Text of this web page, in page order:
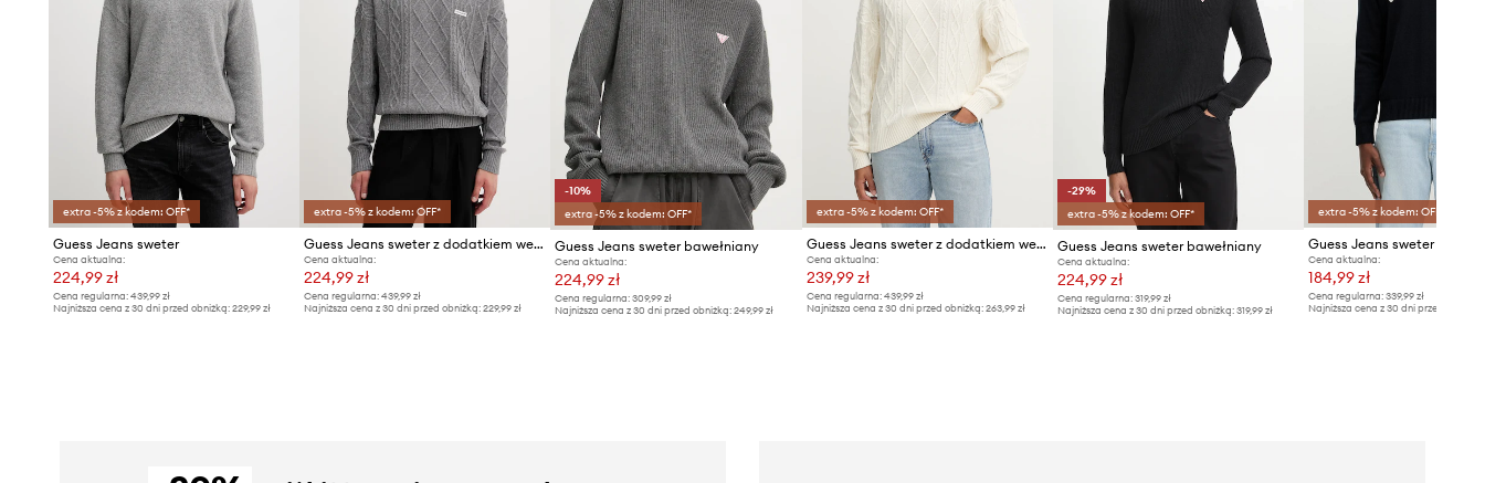
extra -5% z kodem: OFF*
Guess Jeans sweter
Cena aktualna:
224,99 zł
Cena regularna: 439,99 zł
Najniższa cena z 30 dni przed obniżką: 229,99 zł
extra -5% z kodem: OFF*
Guess Jeans sweter z dodatkiem wełny
Cena aktualna:
224,99 zł
Cena regularna:439,99 zł
Najniższa cena z 30 dni przed obniżką:229,99 zł
-10%
extra -5% z kodem: OFF*
Guess Jeans sweter bawełniany
Cena aktualna:
224,99 zł
Cena regularna: 309,99 zł
Najniższa cena z 30 dni przed obniżką: 249,99 zł
extra -5% z kodem: OFF*
Guess Jeans sweter z dodatkiem wełny
Cena aktualna:
239,99 zł
Cena regularna: 439,99 zł
Najniższa cena z 30 dni przed obniżką: 263,99 zł
-29%
extra -5% z kodem: OFF*
Guess Jeans sweter bawełniany
Cena aktualna:
224,99 zł
Cena regularna:319,99 zł
Najniższa cena z 30 dni przed obniżką:319,99 zł
extra -5% z kodem: OFF*
Guess Jeans sweter
Cena aktualna:
184,99 zł
Cena regularna: 339,99 zł
Najniższa cena z 30 dni przed obniżką: